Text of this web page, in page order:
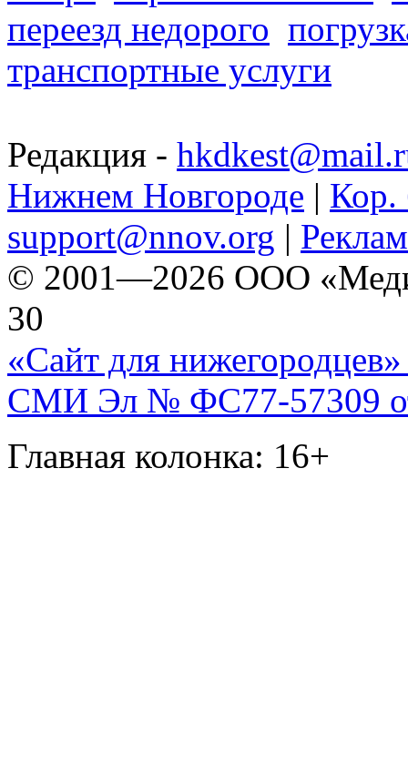
переезд недорого
транспортные услуги
Редакция -
Нижнем Новгороде | Кор.
support@nnov.org |
© 2001—2026 ООО
30
«Сайт для нижегородцев»
СМИ Эл № ФС77-57309
Главная колонка: 16+